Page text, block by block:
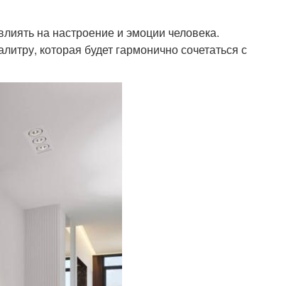
на настроение и эмоции человека.
которая будет гармонично сочетаться с